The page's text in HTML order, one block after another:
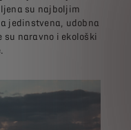
su najboljim
jedinstvena, udobna
su naravno i ekološki